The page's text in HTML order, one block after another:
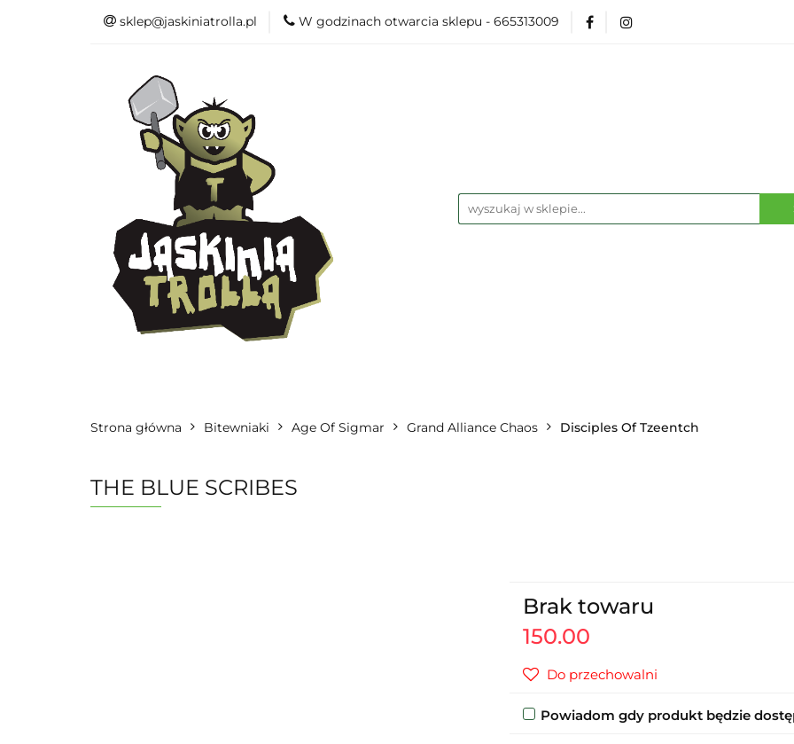
sklep@jaskiniatrolla.pl W godzinach otwarcia sklepu - 665313009
Strona główna Bitewniaki Age Of Sigmar Grand Alliance Chaos Disciples Of Tzeentch
THE BLUE SCRIBES
Brak towaru
150.00
Do przechowalni
Powiadom gdy produkt będzie